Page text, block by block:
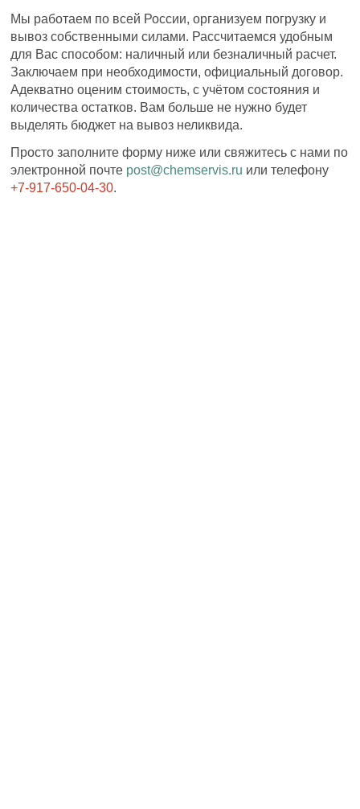
Мы работаем по всей России, организуем погрузку и
вывоз собственными силами. Рассчитаемся удобным
для Вас способом: наличный или безналичный расчет.
Заключаем при необходимости, официальный договор.
Адекватно оценим стоимость, с учётом состояния и
количества остатков. Вам больше не нужно будет
выделять бюджет на вывоз неликвида.
Просто заполните форму ниже или свяжитесь с нами по
электронной почте post@chemservis.ru или телефону
+7-917-650-04-30.